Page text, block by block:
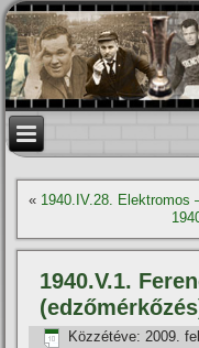
« 1940.IV.28. Elektromos
1940.V.1.
Közzétéve: 2009.